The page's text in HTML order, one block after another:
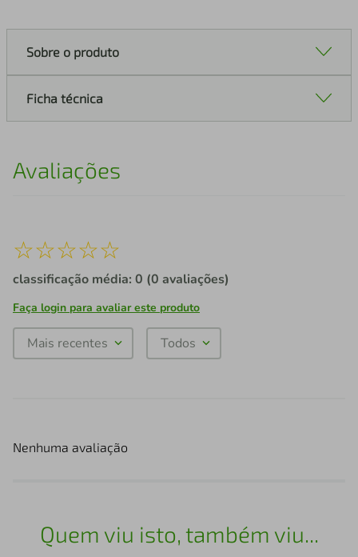
Sobre o produto
Ficha técnica
Avaliações
☆☆☆☆☆
classificação média: 0 (0 avaliações)
Faça login para avaliar este produto
Mais recentes Todos
Nenhuma avaliação
Quem viu isto, também viu...